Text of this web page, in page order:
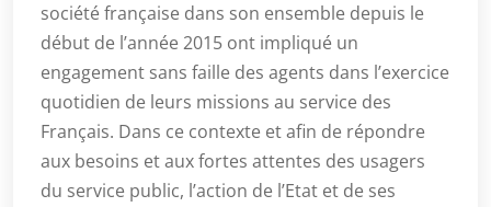
société française dans son ensemble depuis le
début de l’année 2015 ont impliqué un
engagement sans faille des agents dans l’exercice
quotidien de leurs missions au service des
Français. Dans ce contexte et afin de répondre
aux besoins et aux fortes attentes des usagers
du service public, l’action de l’Etat et de ses